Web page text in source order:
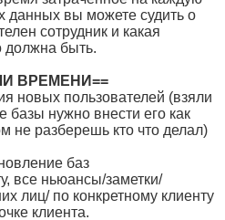
данных вы можете судить о
сотрудник и какая
должна быть.
ВРЕМЕНИ==
новых пользователей (взяли
базы нужно внести его как
не разберешь кто что делал)
баз
все ньюансы/заметки/
лиц/ по конкретному клиенту
клиента.